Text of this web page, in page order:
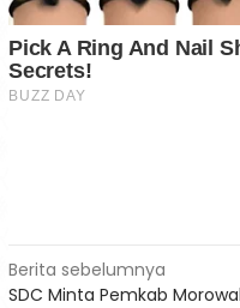
Navigasi
Berita sebelumnya
SDC Minta Pemkab